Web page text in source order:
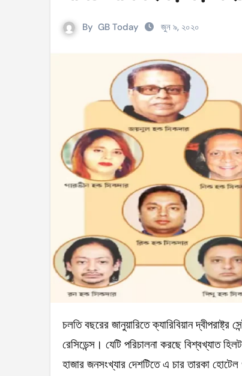
টেংরাটিলা গ্যাসক্ষেত্রে বিস্ফোরণ: ৪২
শিক্ষকদের বাড়তি বেতন সুবিধার নতুন
আইসিসি নারী টি–টুয়েন্টি বিশ্বকাপের
মণিপুরে কুকি এবং নাগা জনগোষ্ঠীর
বেবিচক ভাগ করে রেগুলেটর ও অপারেটর
ইরানের বিরুদ্ধে আকাশসীমা ব্যবহার
পশ্চিমবঙ্গে ভোটের আগে সংখ্যালঘু ভোট
‘হ্যাঁ’ জিতলে খুলবে সংস্কারের পথ, কী কী
By GB Today জুন ৯, ২০২০
চলতি বছরের জানুয়ারিতে ক্যারিবিয়ান দ্বীপরাষ্ট্র সেন্ট কিটস অ্যান্ড নেভিসে কার্যক্রম শুরু করে কয়ি রিসোর্ট অ্যান্ড
রেসিডেন্স। যেটি পরিচালনা করছে বিশ্বখ্যাত
হাজার জনসংখ্যার দেশটিতে এ চার তারকা